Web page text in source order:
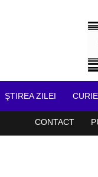
ŞTIREA ZILEI
CONTACT